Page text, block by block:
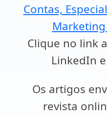
Contas,
Marketing
Clique no link
LinkedIn
Os artigos
revista